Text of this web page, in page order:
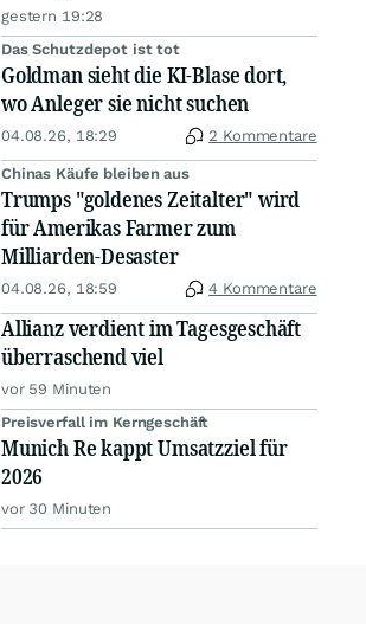
gestern 19:28
Das Schutzdepot ist tot
Goldman sieht die KI-Blase dort,
wo Anleger sie nicht suchen
04.08.26, 18:29 2 Kommentare
Chinas Käufe bleiben aus
Trumps "goldenes Zeitalter" wird
für Amerikas Farmer zum
Milliarden-Desaster
04.08.26, 18:59 4 Kommentare
Allianz verdient im Tagesgeschäft
überraschend viel
vor 59 Minuten
Preisverfall im Kerngeschäft
Munich Re kappt Umsatzziel für
2026
vor 30 Minuten